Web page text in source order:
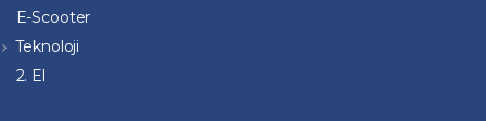
E-Scooter
Teknoloji
2. El